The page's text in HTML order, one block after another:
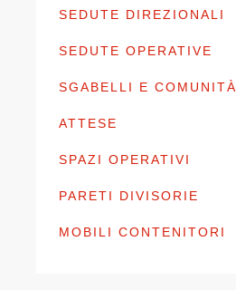
SEDUTE DIREZIONALI
SEDUTE OPERATIVE
SGABELLI E COMUNITÀ
ATTESE
SPAZI OPERATIVI
PARETI DIVISORIE
MOBILI CONTENITORI